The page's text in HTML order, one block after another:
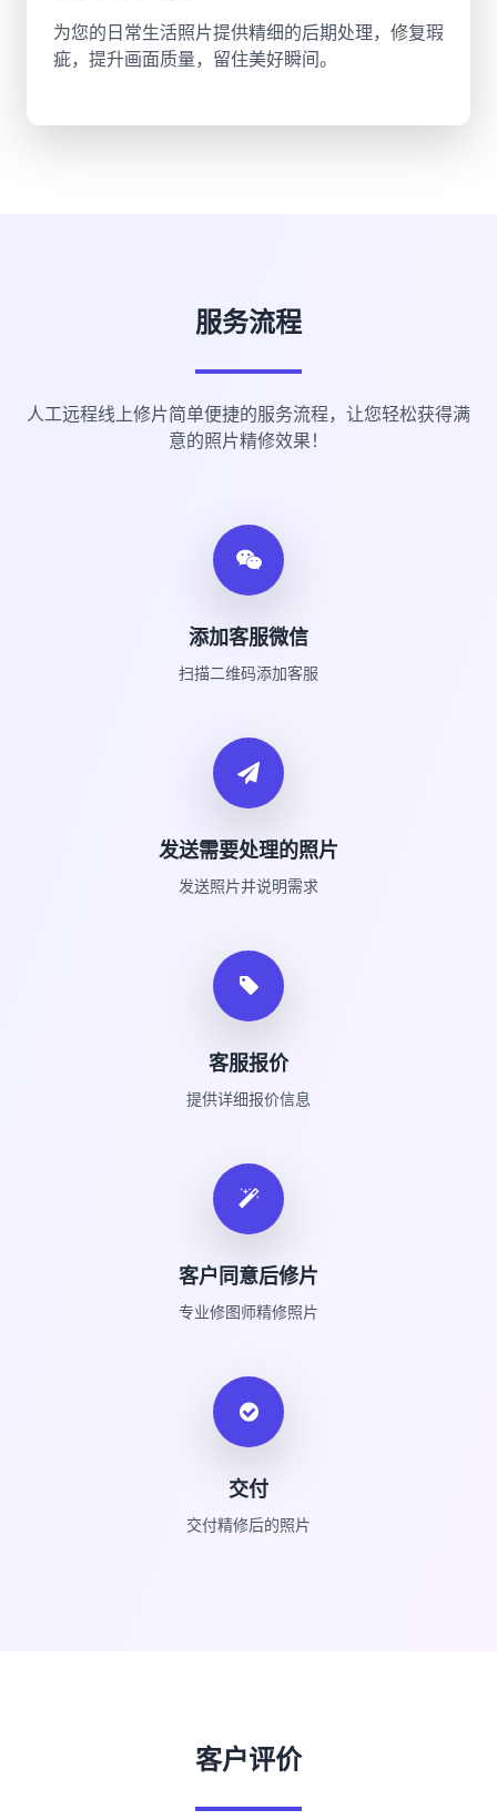
为您的日常生活照片提供精细的后期处理，修复瑕
疵，提升画面质量，留住美好瞬间。
服务流程
人工远程线上修片简单便捷的服务流程，让您轻松获得满
意的照片精修效果！
添加客服微信
扫描二维码添加客服
发送需要处理的照片
发送照片并说明需求
客服报价
提供详细报价信息
客户同意后修片
专业修图师精修照片
交付
交付精修后的照片
客户评价